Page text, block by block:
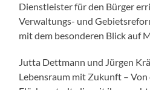
Dienstleister für den Bürger
Verwaltungs- und
mit dem besonderen Blick auf
Jutta Dettmann und Jürgen
Lebensraum mit Zukunft – Von